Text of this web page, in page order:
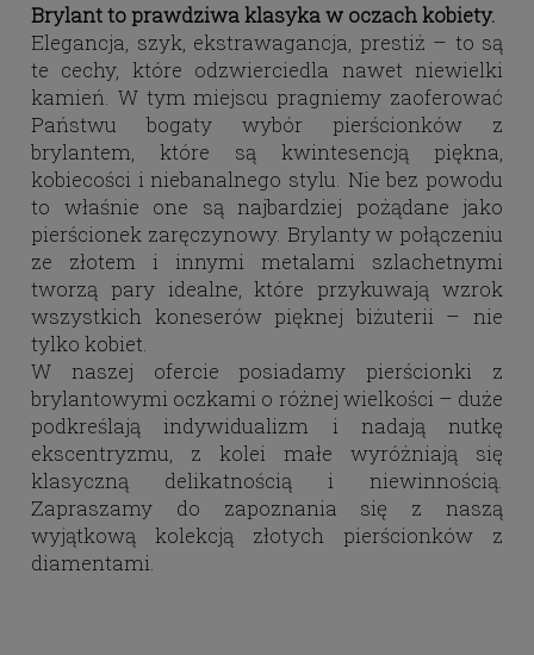
Brylant to prawdziwa klasyka w oczach kobiety.
Elegancja, szyk, ekstrawagancja, prestiż – to są
te cechy, które odzwierciedla nawet niewielki
kamień. W tym miejscu pragniemy zaoferować
Państwu bogaty wybór pierścionków z
brylantem, które są kwintesencją piękna,
kobiecości i niebanalnego stylu. Nie bez powodu
to właśnie one są najbardziej pożądane jako
pierścionek zaręczynowy. Brylanty w połączeniu
ze złotem i innymi metalami szlachetnymi
tworzą pary idealne, które przykuwają wzrok
wszystkich koneserów pięknej biżuterii – nie
tylko kobiet.
W naszej ofercie posiadamy pierścionki z
brylantowymi oczkami o różnej wielkości – duże
podkreślają indywidualizm i nadają nutkę
ekscentryzmu, z kolei małe wyróżniają się
klasyczną delikatnością i niewinnością.
Zapraszamy do zapoznania się z naszą
wyjątkową kolekcją złotych pierścionków z
diamentami.